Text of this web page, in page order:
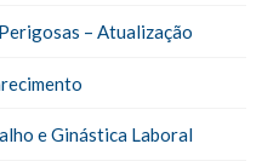
– Atualização
e Ginástica Laboral